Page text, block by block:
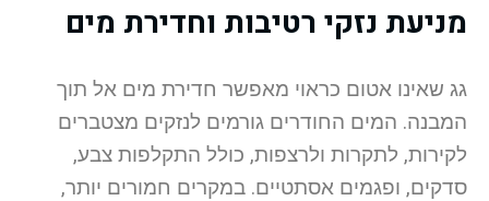
מניעת נזקי רטיבות וחדירת מים
גג שאינו אטום כראוי מאפשר חדירת מים אל תוך
המבנה. המים החודרים גורמים לנזקים מצטברים
לקירות, לתקרות ולרצפות, כולל התקלפות צבע,
סדקים, ופגמים אסתטיים. במקרים חמורים יותר,